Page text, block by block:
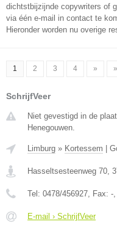
dichtstbijzijnde copywriters of
via één e-mail in contact te
Hieronder worden nu overige
1 2 3 4 »
SchrijfVeer
Niet gevestigd in de
Henegouwen.
Limburg » Kortessem
Hasseltsesteenweg 70,
Tel: 0478/456927, Fax: -
E-mail › SchrijfVeer